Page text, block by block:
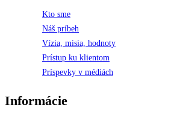
Kto sme
Náš príbeh
Vízia, misia, hodnoty
Prístup ku klientom
Príspevky v médiách
Informácie